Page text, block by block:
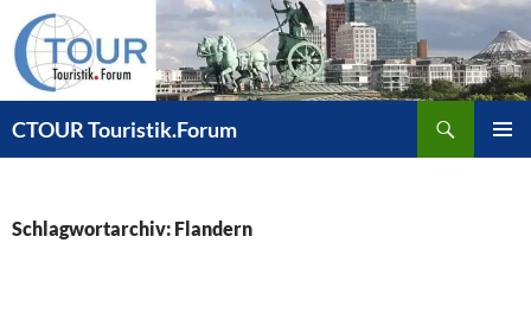
Zum
Inhalt
springen
CTOUR Touristik.Forum
Schlagwortarchiv: Flandern